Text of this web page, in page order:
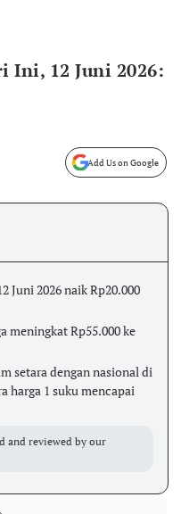
Ini, 12 Juni 2026:
Add Us on Google
Juni 2026 naik Rp20.000
meningkat Rp55.000 ke
setara dengan nasional di
harga 1 suku mencapai
and reviewed by our